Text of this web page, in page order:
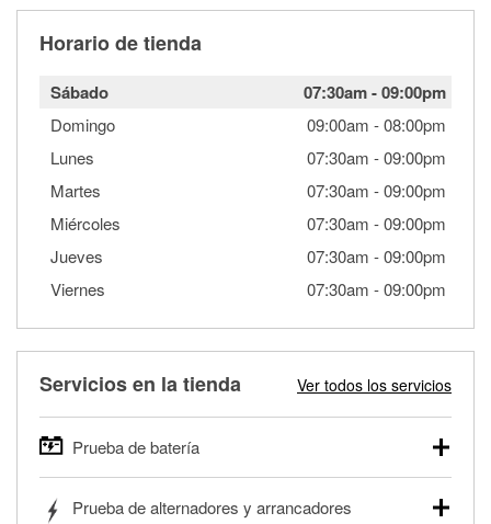
Horario de tienda
Sábado 07:30am-09:00pm
Domingo 09:00am -08:00pm
Lunes
07:30am -09:00pm
Martes
07:30am -09:00pm
Miércoles
07:30am -09:00pm
Jueves
07:30am -09:00pm
Viernes
07:30am -09:00pm
Servicios en la tienda Ver todos los servicios
Prueba de batería
autos, camionetas, SUVs, vehículos comerciales y
Prueba de alternadores y arrancadores